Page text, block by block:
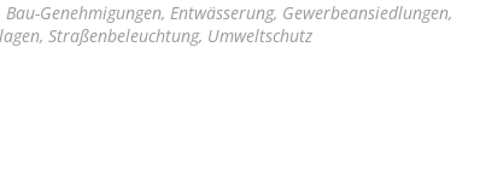
Genehmigungen, Entwässerung, Gewerbeansiedlungen,
Straßenbeleuchtung, Umweltschutz